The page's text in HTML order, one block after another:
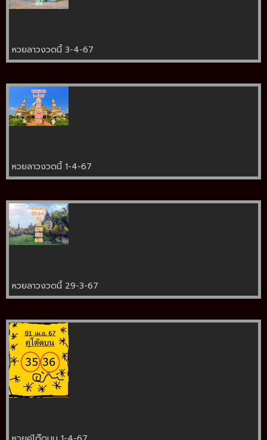
หวยลาวงวดนี้ 3-4-67
หวยลาวงวดนี้ 1-4-67
หวยลาวงวดนี้ 29-3-67